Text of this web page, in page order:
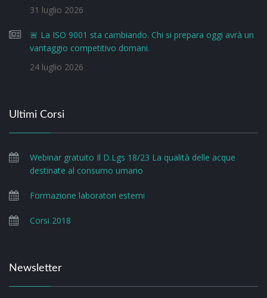
31 luglio 2026
🚨 La ISO 9001 sta cambiando. Chi si prepara oggi avrà un
vantaggio competitivo domani.
24 luglio 2026
Ultimi Corsi
Webinar gratuito Il D.Lgs 18/23 La qualità delle acque
destinate al consumo umano
Formazione laboratori esterni
Corsi 2018
Newsletter